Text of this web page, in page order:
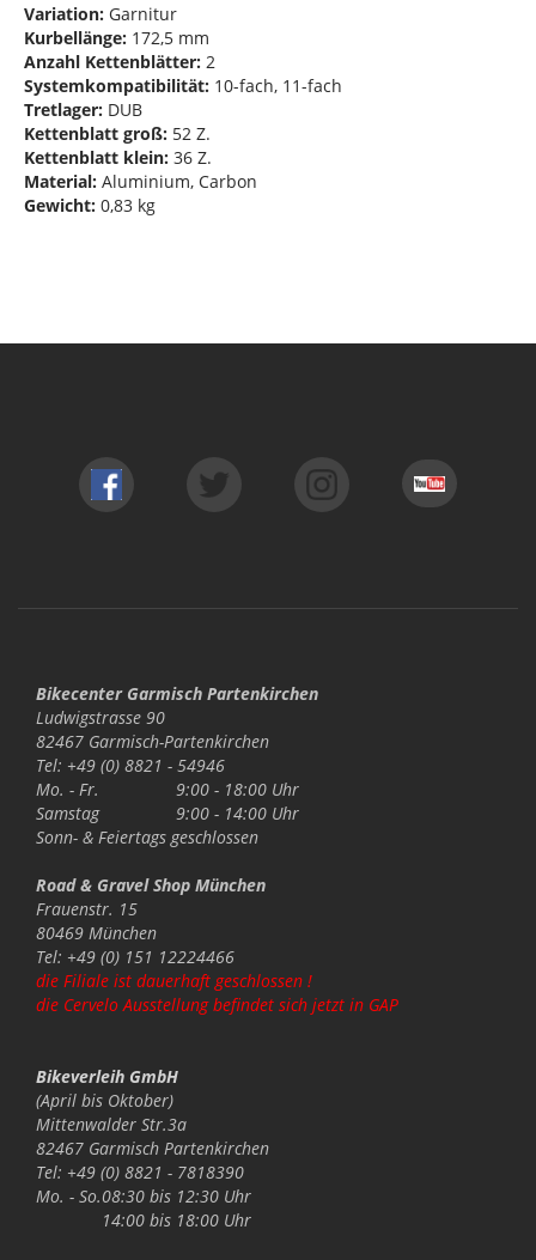
Variation: Garnitur
Kurbellänge: 172,5 mm
Anzahl Kettenblätter: 2
Systemkompatibilität: 10-fach, 11-fach
Tretlager: DUB
Kettenblatt groß: 52 Z.
Kettenblatt klein: 36 Z.
Material: Aluminium, Carbon
Gewicht: 0,83 kg
Bikecenter Garmisch Partenkirchen
Ludwigstrasse 90
82467 Garmisch-Partenkirchen
Tel: +49 (0) 8821 - 54946
Mo. - Fr.
9:00 - 18:00 Uhr
Samstag
9:00 - 14:00 Uhr
Sonn- & Feiertags geschlossen
Road & Gravel Shop München
Frauenstr. 15
80469 München
Tel: +49 (0) 151 12224466
die Filiale ist dauerhaft geschlossen !
die Cervelo Ausstellung befindet sich jetzt in GAP
Bikeverleih GmbH
(April bis Oktober)
Mittenwalder Str.3a
82467 Garmisch Partenkirchen
Tel: +49 (0) 8821 - 7818390
Mo. - So.08:30 bis 12:30 Uhr
14:00 bis 18:00 Uhr